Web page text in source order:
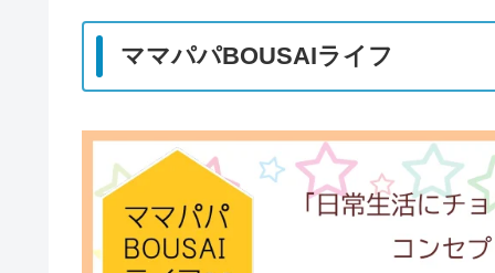
ママパパBOUSAIライフ